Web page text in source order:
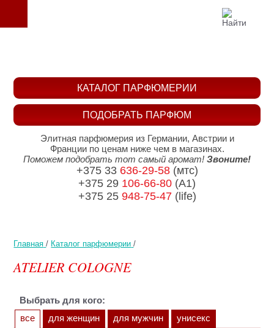
Главная / Каталог парфюмерии /
ATELIER COLOGNE
Выбрать для кого:
все
для женщин для мужчин унисекс
ПОДОБРАТЬ ПАРФЮМ
КАТАЛОГ ПАРФЮМЕРИИ
Элитная парфюмерия из Германии, Австрии и
Франции по ценам ниже чем в магазинах.
Поможем подобрать тот самый аромат! Звоните!
+375 33 636-29-58(мтс)
+375 29 106-66-80 (A1)
+375 25 948-75-47(life)